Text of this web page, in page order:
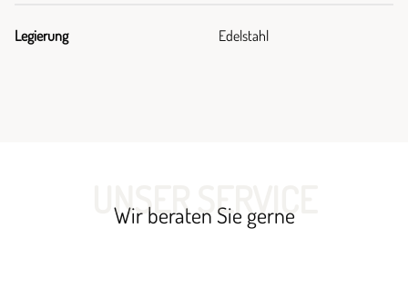
Legierung Edelstahl
UNSER SERVICE
Wir beraten Sie gerne